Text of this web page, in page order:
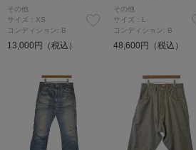
その他
サイズ：XS
コンディション: B
13,000円（税込）
その他
サイズ：L
コンディション: B
48,600円（税込）